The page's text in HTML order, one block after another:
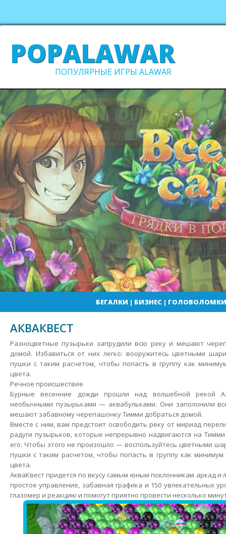
POPALAWAR
ПОПУЛЯРНЫЕ ИГРЫ ALAWAR
БЕГАЛКИ | БИЗНЕС| ГОЛОВОЛОМКИ
АКВАКВЕСТ
Разноцветные пузырьки запрудили всю реку и мешают
домой. Избавиться от них легко: вооружитесь цветными
пушки с таким расчетом, чтобы попасть в группу как
цвета.
Речное происшествие
Бурные весенние дожди прошли над волшебной рекой
необычными пузырьками — аквабульками. Они заполонили
мешают забавному черепашонку Тимми добраться домой.
Вместе с ним, вам предстоит освободить реку от мириад
радуги пузырьков, которые непрерывно надвигаются на
его. Чтобы этого не произошло — воспользуйтесь цветными
пушки с таким расчетом, чтобы попасть в группу как
цвета.
АкваКвест придется по вкусу самым юным поклонникам аркад и
простое управление, забавная графика и 150 увлекательных
глазомер и реакцию и помогут приятно провести несколько